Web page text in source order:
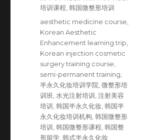
培训课程 ,韩国微整形培训
Tags
aesthetic medicine course
Korean Aesthetic
Enhancement learning trip
Korean injection cosmetic
surgery training course
semi-permanent training
半永久化妆培训学院 ,微整形培
训班 水光注射培训 ,注射美容
培训 ,韩国半永久化妆 ,韩国半
永久化妆培训机构 ,韩国微整形
培训 ,韩国微整形课程 ,韩国整
形留学 ,韩式半永久化妆